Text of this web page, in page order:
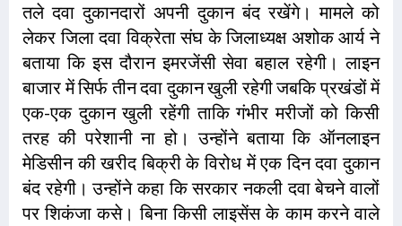
तले दवा दुकानदारों अपनी दुकान बंद रखेंगे। मामले को
लेकर जिला दवा विक्रेता संघ के जिलाध्यक्ष अशोक आर्य ने
बताया कि इस दौरान इमरजेंसी सेवा बहाल रहेगी। लाइन
बाजार में सिर्फ तीन दवा दुकान खुली रहेगी जबकि प्रखंडों में
एक-एक दुकान खुली रहेंगी ताकि गंभीर मरीजों को किसी
तरह की परेशानी ना हो। उन्होंने बताया कि ऑनलाइन
मेडिसीन की खरीद बिक्री के विरोध में एक दिन दवा दुकान
बंद रहेगी। उन्होंने कहा कि सरकार नकली दवा बेचने वालों
पर शिकंजा कसे। बिना किसी लाइसेंस के काम करने वाले